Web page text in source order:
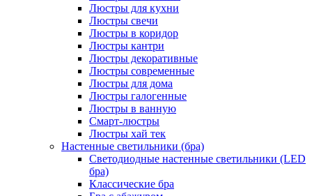
Люстры для кухни
Люстры свечи
Люстры в коридор
Люстры кантри
Люстры декоративные
Люстры современные
Люстры для дома
Люстры галогенные
Люстры в ванную
Смарт-люстры
Люстры хай тек
Настенные светильники (бра)
Светодиодные настенные светильники (LED
бра)
Классические бра